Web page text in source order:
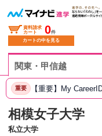
資料請求
カート
0件
カートの中を見る
重要 【重要】My
相模女子大学
私立大学